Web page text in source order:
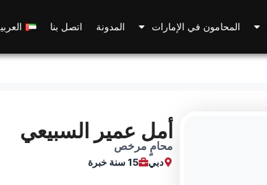
المحامون في الإمارات المدونة اتصل بنا
أمل عمير السبيعي
محامٍ مرخص
دبي 15 سنة خبرة